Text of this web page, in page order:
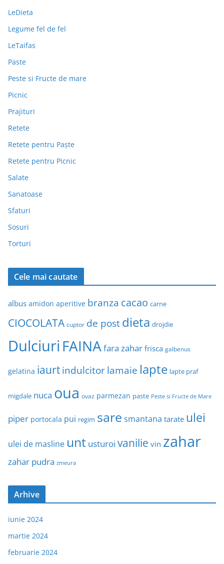
LeDieta
Legume fel de fel
LeTaifas
Paste
Peste si Fructe de mare
Picnic
Prajituri
Retete
Retete pentru Paște
Retete pentru Picnic
Salate
Sanatoase
Sfaturi
Sosuri
Torturi
Cele mai cautate
albus amidon aperitive branza cacao carne
CIOCOLATA cuptor de postdieta drojdie
Dulciuri FAINAfara zahar frisca galbenus
gelatina iaurtindulcitorlamaie lapte lapte praf
migdale nuca oua ovaz parmezan paste Peste si Fructe de Mare
piper portocala pui regim sare smantana tarate ulei
ulei de masline unt usturoi vanilie vin zahar
zahar pudra zmeura
Arhive
iunie 2024
martie 2024
februarie 2024